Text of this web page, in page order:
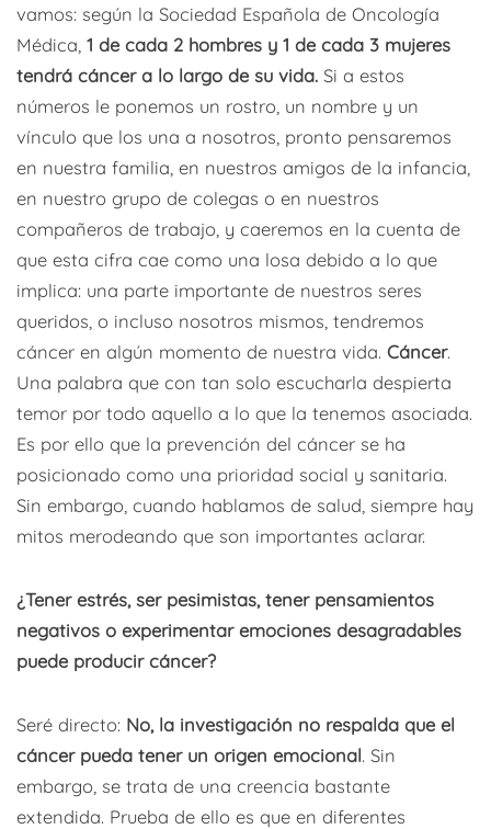
vamos: según la Sociedad Española de Oncología
Médica, 1 de cada 2 hombres y 1 de cada 3 mujeres
tendrá cáncer a lo largo de su vida. Si a estos
números le ponemos un rostro, un nombre y un
vínculo que los una a nosotros, pronto pensaremos
en nuestra familia, en nuestros amigos de la infancia,
en nuestro grupo de colegas o en nuestros
compañeros de trabajo, y caeremos en la cuenta de
que esta cifra cae como una losa debido a lo que
implica: una parte importante de nuestros seres
queridos, o incluso nosotros mismos, tendremos
cáncer en algún momento de nuestra vida. Cáncer.
Una palabra que con tan solo escucharla despierta
temor por todo aquello a lo que la tenemos asociada.
Es por ello que la prevención del cáncer se ha
posicionado como una prioridad social y sanitaria.
Sin embargo, cuando hablamos de salud, siempre hay
mitos merodeando que son importantes aclarar.
¿Tener estrés, ser pesimistas, tener pensamientos
negativos o experimentar emociones desagradables
puede producir cáncer?
Seré directo: No, la investigación no respalda que el
cáncer pueda tener un origen emocional. Sin
embargo, se trata de una creencia bastante
extendida. Prueba de ello es que en diferentes